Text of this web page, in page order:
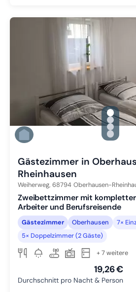
Zu
Zu
Zu
Zu
Gästezimmer in
Rheinhausen
Weiherweg, 68794 Oberhausen-
Zweibettzimmer mit
Arbeiter und Berufsreisende
Gästezimmer Oberhausen
7×
5× Doppelzimmer (2 Gäste)
+ 7 weitere
19,26 €
Durchschnitt pro Nacht & Person